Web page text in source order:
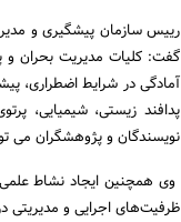
رییس سازمان پیشگیری و
گفت: کلیات مدیریت بحران و
آمادگی در شرایط اضطراری،
پدافند زیستی، شیمیایی،
نویسندگان و پژوهشگران می
وی همچنین ایجاد نشاط علمی
ظرفیت‌های اجرایی و مدیریتی